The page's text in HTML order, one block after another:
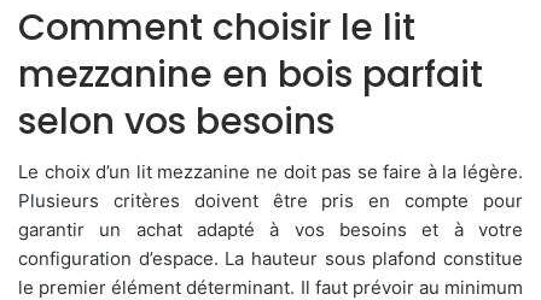
Comment choisir le lit
mezzanine en bois parfait
selon vos besoins
Le choix d’un lit mezzanine ne doit pas se faire à la légère.
Plusieurs critères doivent être pris en compte pour
garantir un achat adapté à vos besoins et à votre
configuration d’espace. La hauteur sous plafond constitue
le premier élément déterminant. Il faut prévoir au minimum